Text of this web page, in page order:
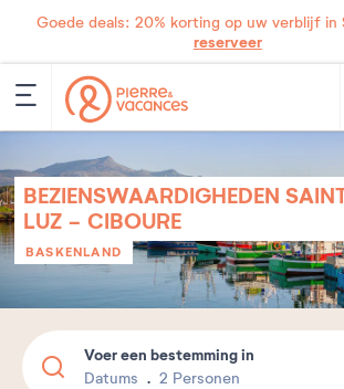
Goede deals: 20% korting op uw verblijf in
reserveer
BEZIENSWAARDIGHEDEN
LUZ - CIBOURE
BASKENLAND
Voer een bestemming in
Datums 2 Personen